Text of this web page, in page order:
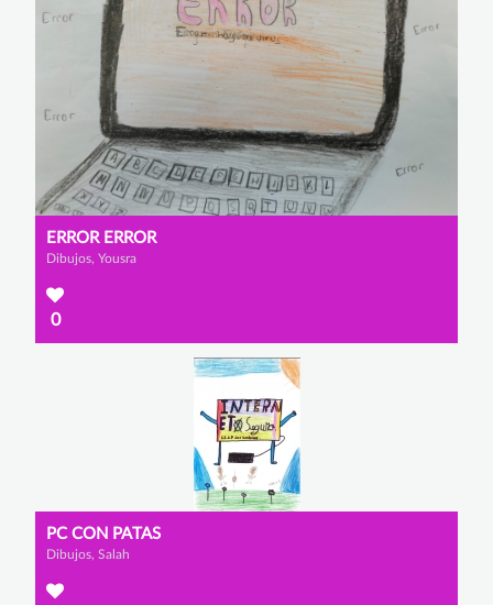
ERROR ERROR
Dibujos, Yousra
0
PC CON PATAS
Dibujos, Salah